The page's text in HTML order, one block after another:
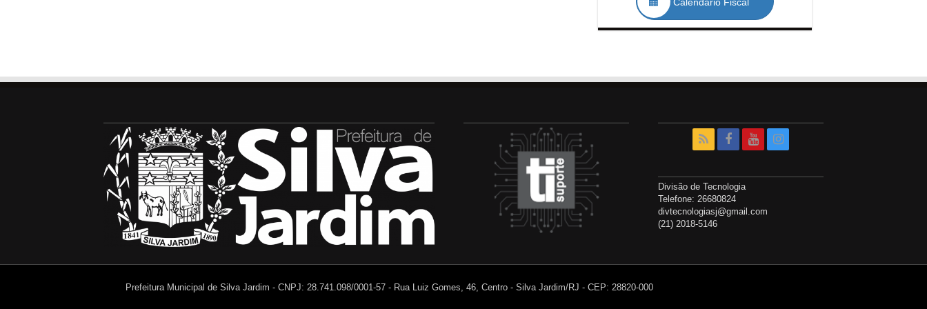
Calendário Fiscal
Divisão de Tecnologia
Telefone: 26680824
divtecnologiasj@gmail.com
(21) 2018-5146
Prefeitura Municipal de Silva Jardim - CNPJ: 28.741.098/0001-57 - Rua Luiz Gomes, 46, Centro - Silva Jardim/RJ - CEP: 28820-000